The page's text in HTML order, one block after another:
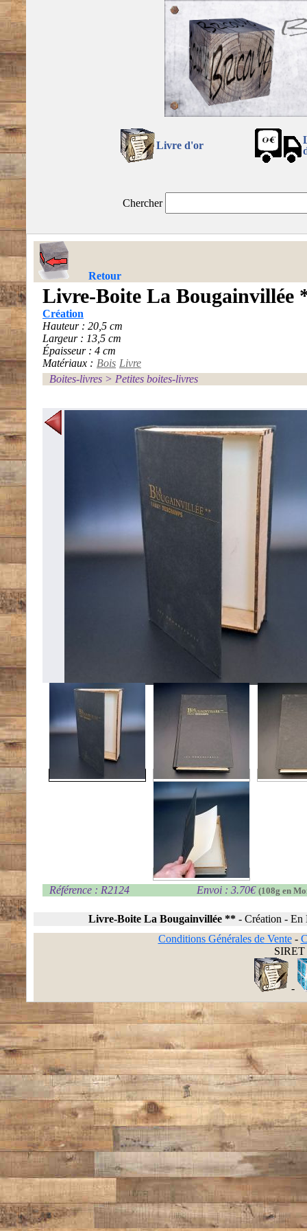
Livre d'or
Chercher
Retour
Livre-Boite La Bougainvillée
Création
Hauteur : 20,5 cm
Largeur : 13,5 cm
Épaisseur : 4 cm
Matériaux : Bois Livre
Boites-livres > Petites boites-livres
Référence : R2124 Envoi : 3.70€ (108g en
Livre-Boite La Bougainvillée ** - Création - En
Conditions Générales de Vente-
SIRET
-